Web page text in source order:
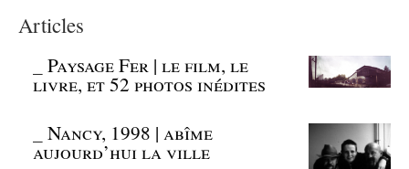
Articles
_Paysage Fer | le film, le
livre, et 52 photos inédites
_Nancy, 1998 | abîme
aujourd’hui la ville